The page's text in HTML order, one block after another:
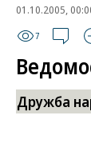
01.10.2005,
7
Дружба